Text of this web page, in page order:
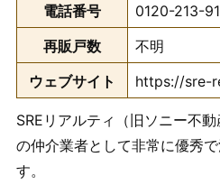
電話番号
0120-213-
再販戸数
不明
ウェブサイト
https://sre-
SREリアルティ（旧ソニー不
の仲介業者として非常に優秀
す。